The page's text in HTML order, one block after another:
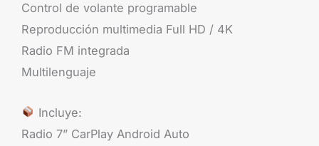
Control de volante programable
Reproducción multimedia Full HD / 4K
Radio FM integrada
Multilenguaje
Incluye:
Radio 7” CarPlay Android Auto